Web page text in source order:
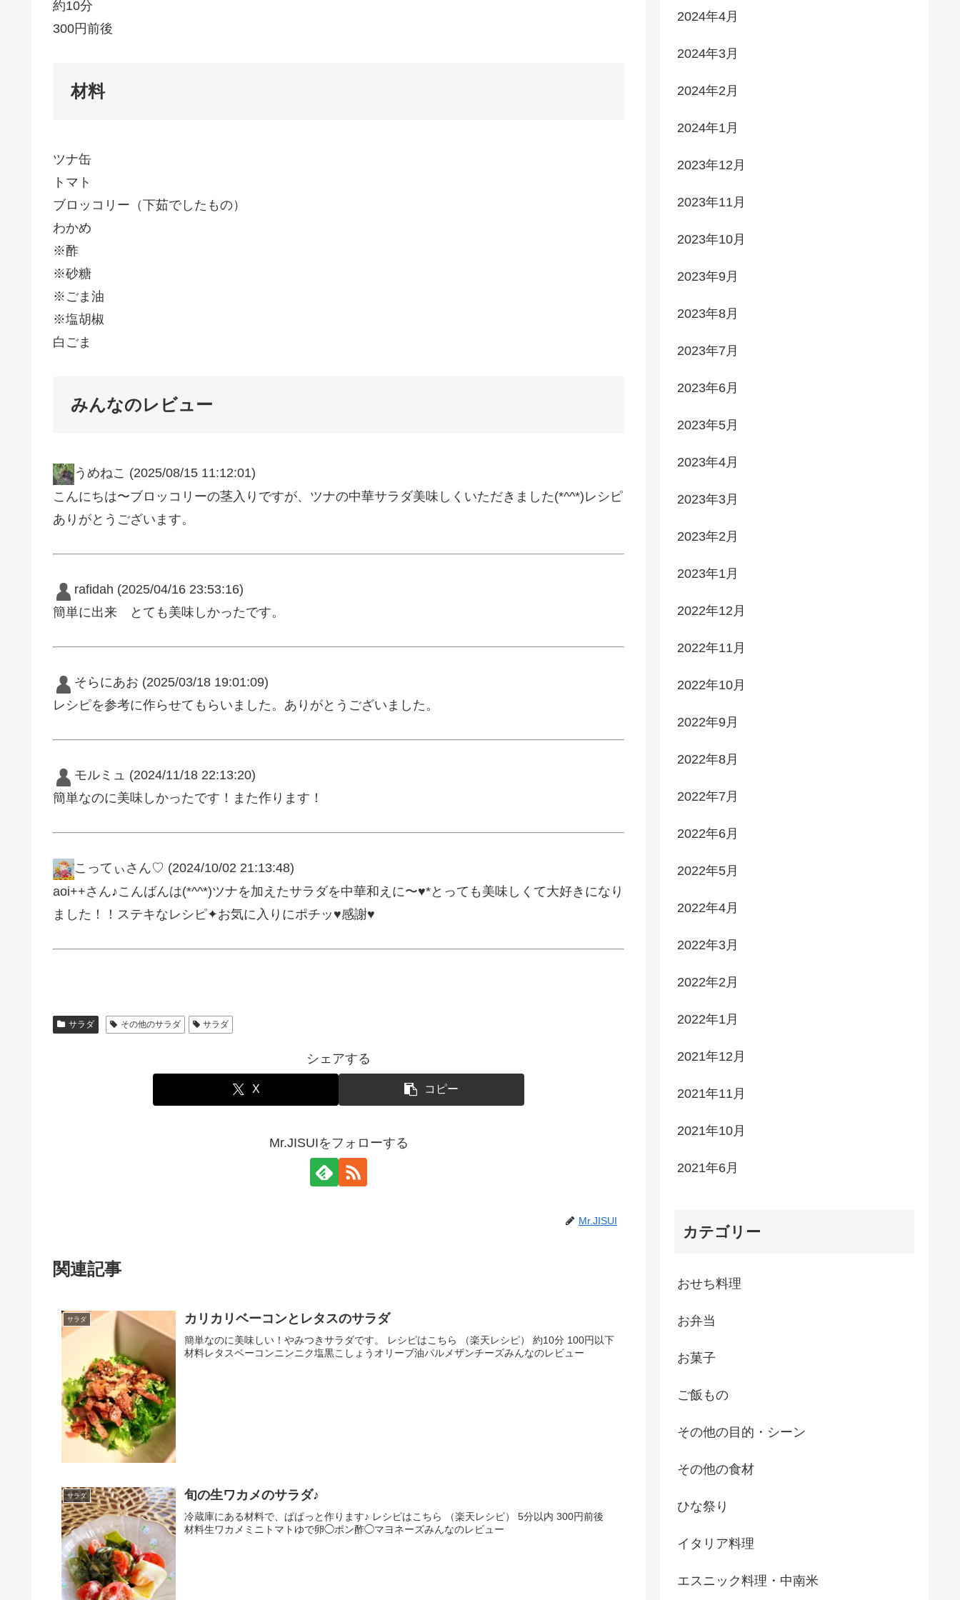
約10分
300円前後
材料
ツナ缶
トマト
ブロッコリー（下茹でしたもの）
わかめ
※酢
※砂糖
※ごま油
※塩胡椒
白ごま
みんなのレビュー
うめねこ (2025/08/15 11:12:01)
こんにちは〜ブロッコリーの茎入りですが、ツナの中華サラダ美味しくいただきました(*^^*)レシピ
ありがとうございます。
rafidah (2025/04/16 23:53:16)
簡単に出来 とても美味しかったです。
そらにあお (2025/03/18 19:01:09)
レシピを参考に作らせてもらいました。ありがとうございました。
モルミュ (2024/11/18 22:13:20)
簡単なのに美味しかったです！また作ります！
こってぃさん♡ (2024/10/02 21:13:48)
aoi++さん♪こんばんは(*^^*)ツナを加えたサラダを中華和えに〜♥*とっても美味しくて大好きになり
ました！！ステキなレシピ✦お気に入りにポチッ♥感謝♥
サラダ その他のサラダ サラダ
シェアする
X コピー
Mr.JISUIをフォローする
Mr.JISUI
関連記事
サラダ カリカリベーコンとレタスのサラダ
簡単なのに美味しい！やみつきサラダです。 レシピはこちら （楽天レシピ） 約10分 100円以下
材料レタスベーコンニンニク塩黒こしょうオリーブ油パルメザンチーズみんなのレビュー
サラダ 旬の生ワカメのサラダ♪
冷蔵庫にある材料で、ぱぱっと作ります♪ レシピはこちら （楽天レシピ） 5分以内 300円前後
材料生ワカメミニトマトゆで卵◯ポン酢◯マヨネーズみんなのレビュー
2024年4月
2024年3月
2024年2月
2024年1月
2023年12月
2023年11月
2023年10月
2023年9月
2023年8月
2023年7月
2023年6月
2023年5月
2023年4月
2023年3月
2023年2月
2023年1月
2022年12月
2022年11月
2022年10月
2022年9月
2022年8月
2022年7月
2022年6月
2022年5月
2022年4月
2022年3月
2022年2月
2022年1月
2021年12月
2021年11月
2021年10月
2021年6月
カテゴリー
おせち料理
お弁当
お菓子
ご飯もの
その他の目的・シーン
その他の食材
ひな祭り
イタリア料理
エスニック料理・中南米